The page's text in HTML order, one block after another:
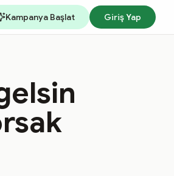
Kampanya Başlat Giriş Yap